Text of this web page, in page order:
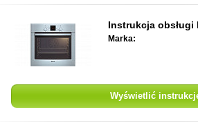
Instrukcja obsługi
Marka:
Wyświetlić